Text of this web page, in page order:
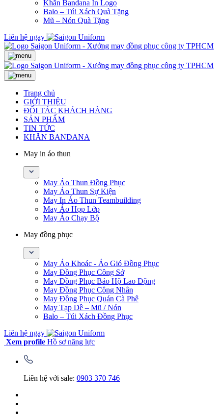
Khăn Bandana In Logo
Balo – Túi Xách Quà Tặng
Mũ – Nón Quà Tặng
Liên hệ ngay
Trang chủ
GIỚI THIỆU
ĐỐI TÁC KHÁCH HÀNG
SẢN PHẨM
TIN TỨC
KHĂN BANDANA
May in áo thun
May Áo Thun Đồng Phục
May Áo Thun Sự Kiện
May In Áo Thun Teambuilding
May Áo Họp Lớp
May Áo Chạy Bộ
May đồng phục
May Áo Khoác - Áo Gió Đồng Phục
May Đồng Phục Công Sở
May Đồng Phục Bảo Hộ Lao Động
May Đồng Phục Công Nhân
May Đồng Phục Quán Cà Phê
May Tạp Dề – Mũ / Nón
Balo – Túi Xách Đồng Phục
Liên hệ ngay
Xem profile Hồ sơ năng lực
Liên hệ với sale: 0903 370 746